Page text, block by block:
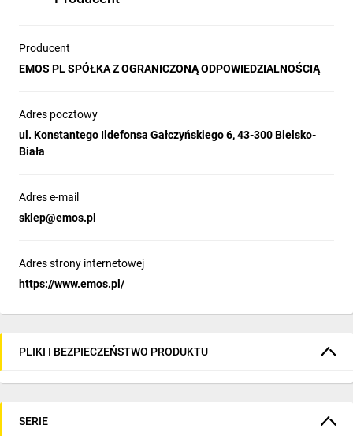
Producent
EMOS PL SPÓŁKA Z OGRANICZONĄ ODPOWIEDZIALNOŚCIĄ
Adres pocztowy
ul. Konstantego Ildefonsa Gałczyńskiego 6, 43-300 Bielsko-
Biała
Adres e-mail
sklep@emos.pl
Adres strony internetowej
https://www.emos.pl/
PLIKI I BEZPIECZEŃSTWO PRODUKTU
SERIE